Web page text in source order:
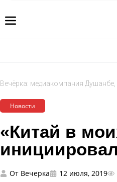
Вечёрка: медиакомпания
Новости
«Китай в
От Вечерка 12 июля, 2019